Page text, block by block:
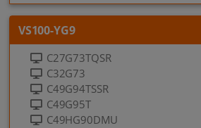
VS100-YG9
C27G73TQSR
C32G73
C49G94TSSR
C49G95T
C49HG90DMU